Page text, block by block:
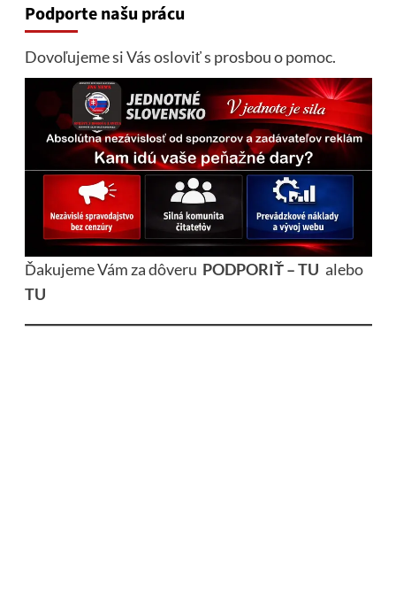
Podporte našu prácu
Dovoľujeme si Vás osloviť s prosbou o pomoc.
Ďakujeme Vám za dôveru PODPORIŤ – TU alebo
TU